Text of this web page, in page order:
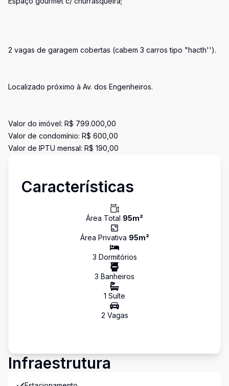
2 vagas de garagem cobertas (cabem 3 carros tipo "hacth'').
Localizado próximo à Av. dos Engenheiros.
Valor do imóvel: R$ 799.000,00
Valor de condomínio: R$ 600,00
Valor de IPTU mensal: R$ 190,00
Características
Área Total 95m²
Área Privativa 95m²
3 Dormitórios
3 Banheiros
1 Suíte
2 Vagas
Infraestrutura